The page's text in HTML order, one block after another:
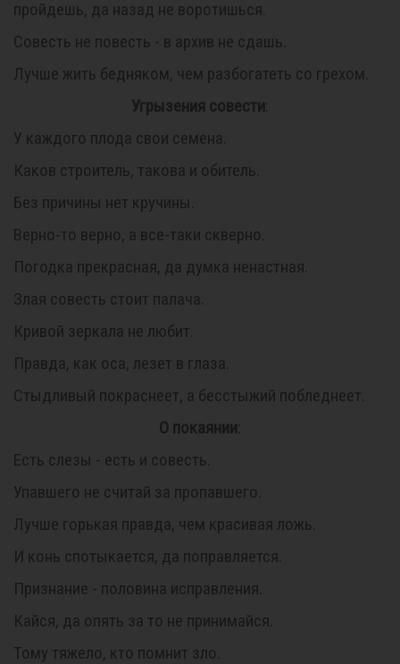
пройдешь, да назад не воротишься.
Совесть не повесть - в архив не сдашь.
Лучше жить бедняком, чем разбогатеть со грехом.
Угрызения совести
У каждого плода свои семена.
Каков строитель, такова и обитель.
Без причины нет кручины.
Верно-то верно, а все-таки скверно.
Погодка прекрасная, да думка ненастная.
Злая совесть стоит палача.
Кривой зеркала не любит.
Правда, как оса, лезет в глаза.
Стыдливый покраснеет, а бесстыжий побледнеет.
О покаянии
Есть слезы - есть и совесть.
Упавшего не считай за пропавшего.
Лучше горькая правда, чем красивая ложь.
И конь спотыкается, да поправляется.
Признание - половина исправления.
Кайся, да опять за то не принимайся.
Тому тяжело, кто помнит зло.